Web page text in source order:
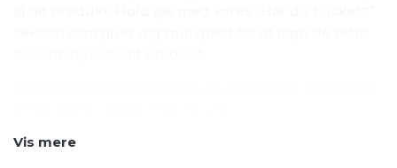
Vis mere